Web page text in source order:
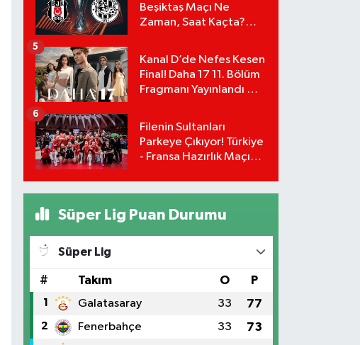
Beşiktaş Maçı Ne
Zaman, Saat Kaçta?
Detayları!
Kanal D’de Nefes Kesen
Final! Daha 17 11. Bölüm
Fragmanı Yayınlandı Mı?
5
Filenin Sultanları
Parkeye Çıkıyor! Türkiye
- Fransa Hazırlık Maçı
6
Süper Lig Puan Durumu
Süper Lig
# Takım O P
1 Galatasaray 33 77
2 Fenerbahçe 33 73